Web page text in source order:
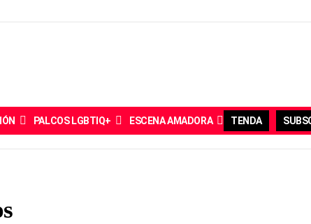
PALCOS LGBTIQ+ ESCENA AMADORA TENDA